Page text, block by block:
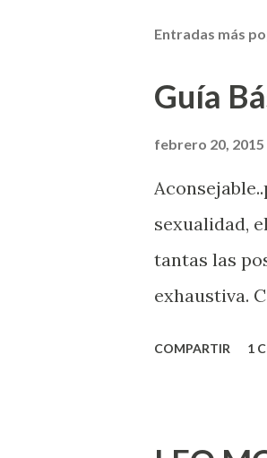
Entradas más
Guía
febrero 20, 2015
sexualidad,
tantas las
exhaustiva.
que estés
COMPARTIR 1